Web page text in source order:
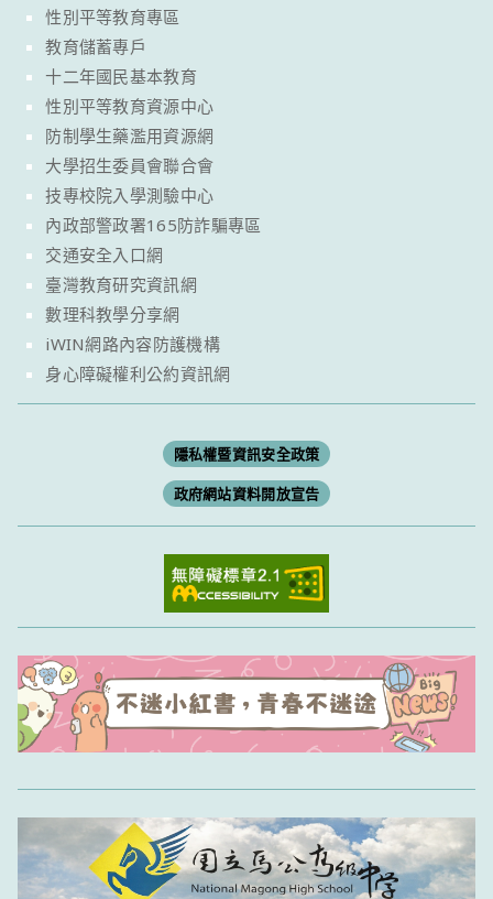
性別平等教育專區
教育儲蓄專戶
十二年國民基本教育
性別平等教育資源中心
防制學生藥濫用資源網
大學招生委員會聯合會
技專校院入學測驗中心
內政部警政署165防詐騙專區
交通安全入口網
臺灣教育研究資訊網
數理科教學分享網
iWIN網路內容防護機構
身心障礙權利公約資訊網
隱私權暨資訊安全政策
政府網站資料開放宣告